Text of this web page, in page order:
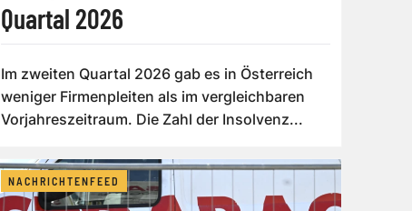
Quartal 2026
Im zweiten Quartal 2026 gab es in Österreich
weniger Firmenpleiten als im vergleichbaren
Vorjahreszeitraum. Die Zahl der Insolvenz...
NACHRICHTENFEED